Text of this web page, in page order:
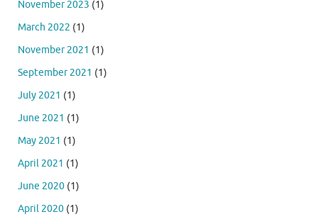
November 2023 (1)
March 2022 (1)
November 2021 (1)
September 2021 (1)
July 2021 (1)
June 2021 (1)
May 2021 (1)
April 2021 (1)
June 2020 (1)
April 2020 (1)